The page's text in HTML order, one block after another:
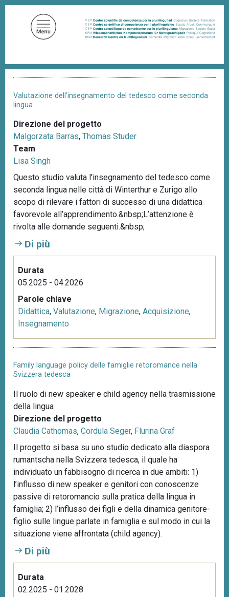
i
c
l
e
d
p
a
e
Valutazione dell’insegnamento del tedesco come seconda
lingua
Direzione del progetto
Malgorzata Barras, Thomas Studer
Team
Lisa Singh
Questo studio valuta l’insegnamento del tedesco come
seconda lingua nelle città di Winterthur e Zurigo allo
scopo di rilevare i fattori di successo di una didattica
favorevole all’apprendimento.&nbsp;L’attenzione è
rivolta alle domande seguenti.&nbsp;
Di più
Durata
05.2025 - 04.2026
Parole chiave
Didattica, Valutazione, Migrazione, Acquisizione,
Insegnamento
Family language policy delle famiglie retoromance nella
Svizzera tedesca
Il ruolo di new speaker e child agency nella trasmissione
della lingua
Direzione del progetto
Claudia Cathomas, Cordula Seger, Flurina Graf
Il progetto si basa su uno studio dedicato alla diaspora
rumantscha nella Svizzera tedesca, il quale ha
individuato un fabbisogno di ricerca in due ambiti: 1)
l’influsso di new speaker e genitori con conoscenze
passive di retoromancio sulla pratica della lingua in
famiglia; 2) l’influsso dei figli e della dinamica genitore-
figlio sulle lingue parlate in famiglia e sul modo in cui la
situazione viene affrontata (child agency).
Di più
Durata
02.2025 - 01.2028